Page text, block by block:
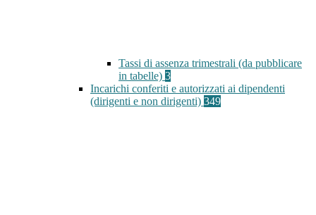
Tassi di assenza trimestrali (da pubblicare
in tabelle) 3
Incarichi conferiti e autorizzati ai dipendenti
(dirigenti e non dirigenti) 349